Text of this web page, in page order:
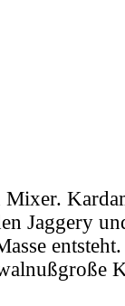
Mixer.
Jaggery